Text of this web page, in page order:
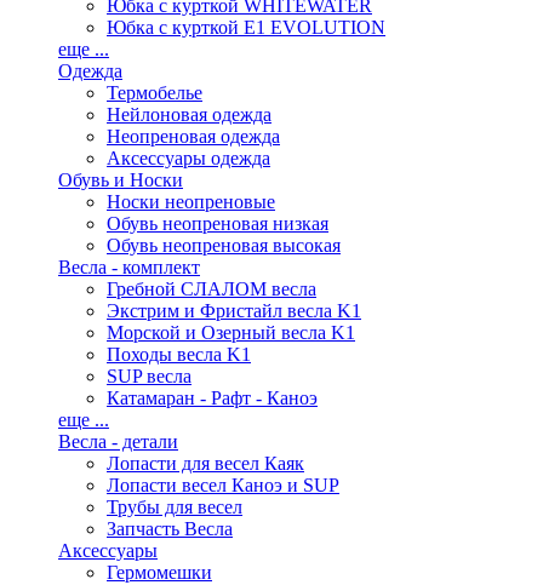
Юбка с курткой WHITEWATER
Юбка с курткой E1 EVOLUTION
еще ...
Одежда
Термобелье
Нейлоновая одежда
Неопреновая одежда
Аксессуары одежда
Обувь и Носки
Носки неопреновые
Обувь неопреновая низкая
Обувь неопреновая высокая
Весла - комплект
Гребной СЛАЛОМ весла
Экстрим и Фристайл весла K1
Морской и Озерный весла K1
Походы весла K1
SUP весла
Катамаран - Рафт - Каноэ
еще ...
Весла - детали
Лопасти для весел Каяк
Лопасти весел Каноэ и SUP
Трубы для весел
Запчасть Весла
Аксессуары
Гермомешки